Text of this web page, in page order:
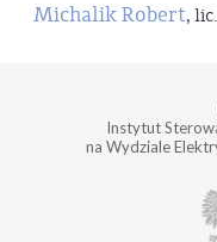
Michalik Robert,
Instytut
na Wydziale